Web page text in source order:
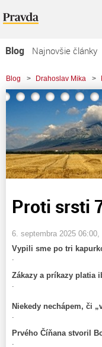
Blog
Najnovšie články
Najčítanejšie články
Najkomentovanejšie
Zoznam blogov
Komerčné blogy
Blog > Drahoslav Mika >
Proti srsti
6. septembra 2025 06:00
Vypili sme po tri
Zákazy a príkazy platia
Niekedy nechápem, či
Prvého Číňana stvoril